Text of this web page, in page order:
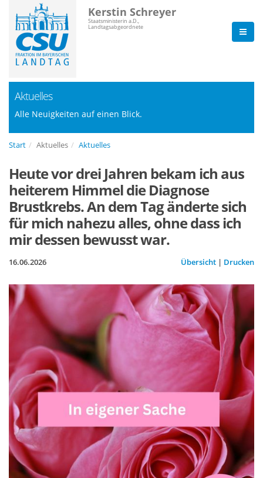
Kerstin Schreyer
Staatsministerin a.D.,
Landtagsabgeordnete
Aktuelles
Alle Neuigkeiten auf einen Blick.
Start Aktuelles Aktuelles
Heute vor drei Jahren bekam ich aus
heiterem Himmel die Diagnose
Brustkrebs. An dem Tag änderte sich
für mich nahezu alles, ohne dass ich
mir dessen bewusst war.
16.06.2026 Übersicht | Drucken